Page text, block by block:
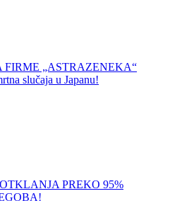
„ASTRAZENEKA“
slučaja u Japanu!
PREKO 95%